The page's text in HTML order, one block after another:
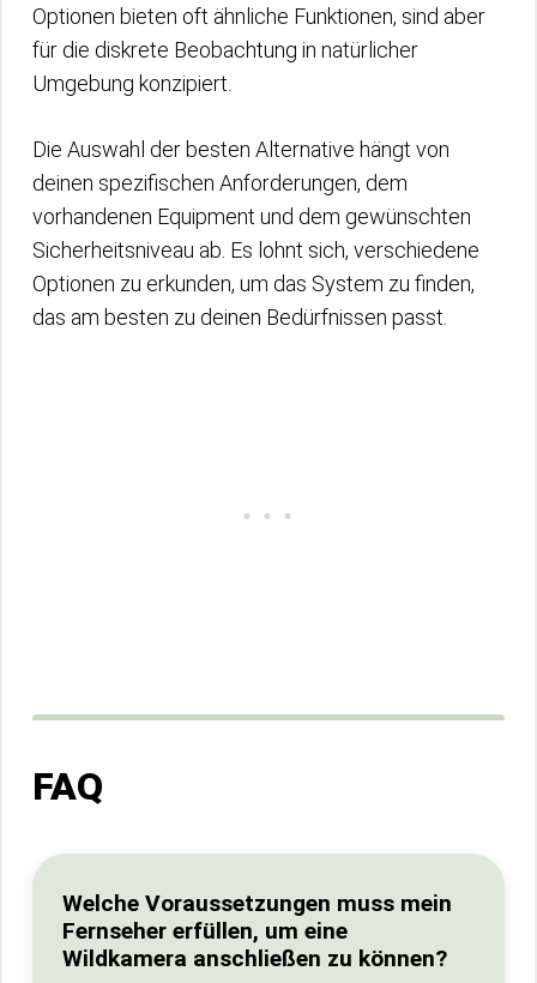
Optionen bieten oft ähnliche Funktionen, sind aber
für die diskrete Beobachtung in natürlicher
Umgebung konzipiert.
Die Auswahl der besten Alternative hängt von
deinen spezifischen Anforderungen, dem
vorhandenen Equipment und dem gewünschten
Sicherheitsniveau ab. Es lohnt sich, verschiedene
Optionen zu erkunden, um das System zu finden,
das am besten zu deinen Bedürfnissen passt.
FAQ
Welche Voraussetzungen muss mein
Fernseher erfüllen, um eine
Wildkamera anschließen zu können?